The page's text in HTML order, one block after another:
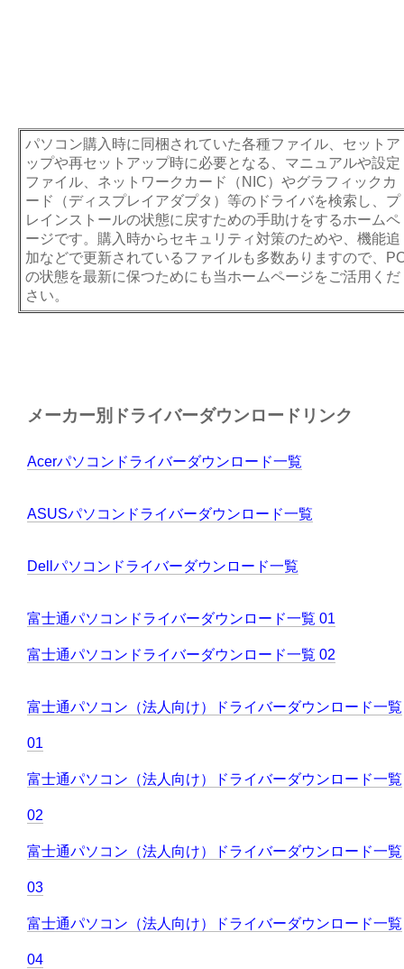
パソコン購入時に同梱されていた各種ファイル、セットア
ップや再セットアップ時に必要となる、マニュアルや設定
ファイル、ネットワークカード（NIC）やグラフィックカ
ード（ディスプレイアダプタ）等のドライバを検索し、プ
レインストールの状態に戻すための手助けをするホームペ
ージです。購入時からセキュリティ対策のためや、機能追
加などで更新されているファイルも多数ありますので、
の状態を最新に保つためにも当ホームページをご活用くだ
さい。
メーカー別ドライバーダウンロードリンク
Acerパソコンドライバーダウンロード一覧
ASUSパソコンドライバーダウンロード一覧
Dellパソコンドライバーダウンロード一覧
富士通パソコンドライバーダウンロード一覧 01
富士通パソコンドライバーダウンロード一覧 02
富士通パソコン（法人向け）ドライバーダウンロード一覧
01
富士通パソコン（法人向け）ドライバーダウンロード一覧
02
富士通パソコン（法人向け）ドライバーダウンロード一覧
03
富士通パソコン（法人向け）ドライバーダウンロード一覧
04